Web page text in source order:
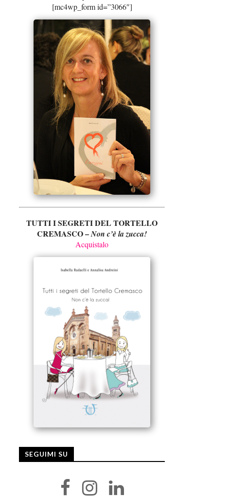
[mc4wp_form id=”3066″]
TUTTI I SEGRETI DEL TORTELLO
CREMASCO –Non c’è la zucca!
Acquistalo
SEGUIMI SU